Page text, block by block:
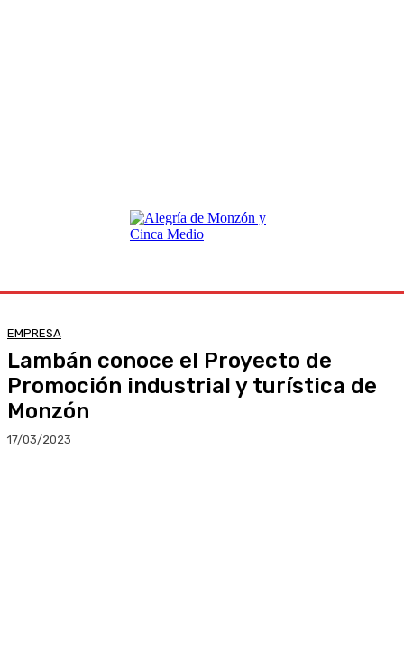
EMPRESA
Lambán conoce el Proyecto de
Promoción industrial y turística de
Monzón
17/03/2023